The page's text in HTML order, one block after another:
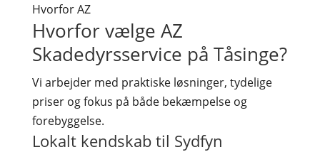
Hvorfor AZ
Hvorfor vælge AZ
Skadedyrsservice på Tåsinge?
Vi arbejder med praktiske løsninger, tydelige
priser og fokus på både bekæmpelse og
forebyggelse.
Lokalt kendskab til Sydfyn